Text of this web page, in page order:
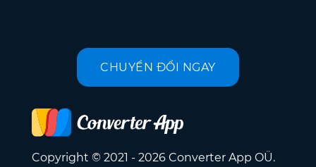
CHUYỂN ĐỔI NGAY
Copyright © 2021 - 2026 Converter App OÜ.